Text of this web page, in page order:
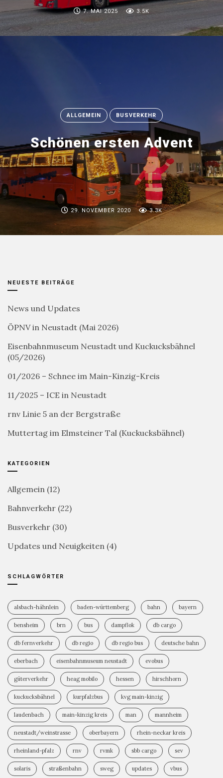
7. MAI 2025 3.5K
ALLGEMEIN BUSVERKEHR
Schönen ersten Advent
29. NOVEMBER 2020 3.3K
NEUESTE BEITRÄGE
News und Updates
ÖPNV in Neustadt (Mai 2026)
Eisenbahnmuseum Neustadt und Kuckucksbähnel
(05/2026)
01/2026 – Schnee im Main-Kinzig-Kreis
11/2025 – ICE in Neustadt
rnv Linie 5 an der Bergstraße
Muttertag im Elmsteiner Tal (Kuckucksbähnel)
KATEGORIEN
Allgemein (12)
Bahnverkehr (22)
Busverkehr (30)
Updates und Neuigkeiten (4)
SCHLAGWÖRTER
alsbach-hähnlein baden-württemberg bahn bayern
bensheim brn bus dampflok db cargo
db fernverkehr db regio db regio bus deutsche bahn
eberbach eisenbahnmuseum neustadt evobus
güterverkehr heag mobilo hessen hirschhorn
kuckucksbähnel kurpfalzbus kvg main-kinzig
laudenbach main-kinzig kreis man mannheim
neustadt/weinstrasse oberbayern rhein-neckar kreis
rheinland-pfalz rnv rvmk sbb cargo sev
solaris straßenbahn sweg updates vbus